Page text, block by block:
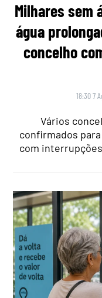
Milhares sem
água
concelho
18:30 7
Vários
confirmados para
com